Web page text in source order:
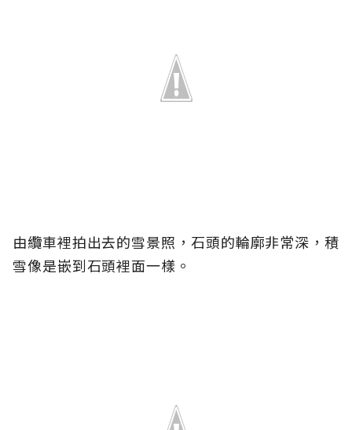
由纜車裡拍出去的雪景照，石頭的輪廓非常深，積
雪像是嵌到石頭裡面一樣。